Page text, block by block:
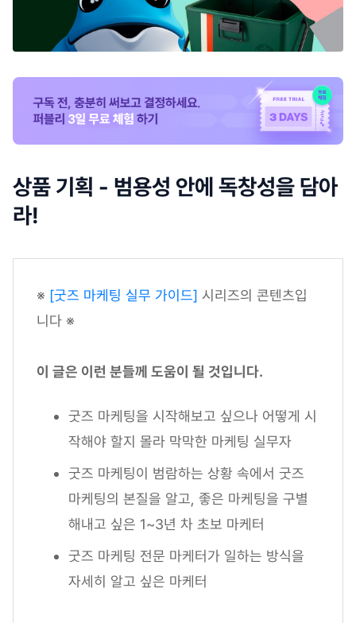
상품 기획 - 범용성 안에 독창성을 담아
라!
※ [굿즈 마케팅 실무 가이드] 시리즈의 콘텐츠입
니다 ※
이 글은 이런 분들께 도움이 될 것입니다.
굿즈 마케팅을 시작해보고 싶으나 어떻게 시
작해야 할지 몰라 막막한 마케팅 실무자
굿즈 마케팅이 범람하는 상황 속에서 굿즈
마케팅의 본질을 알고, 좋은 마케팅을 구별
해내고 싶은 1~3년 차 초보 마케터
굿즈 마케팅 전문 마케터가 일하는 방식을
자세히 알고 싶은 마케터